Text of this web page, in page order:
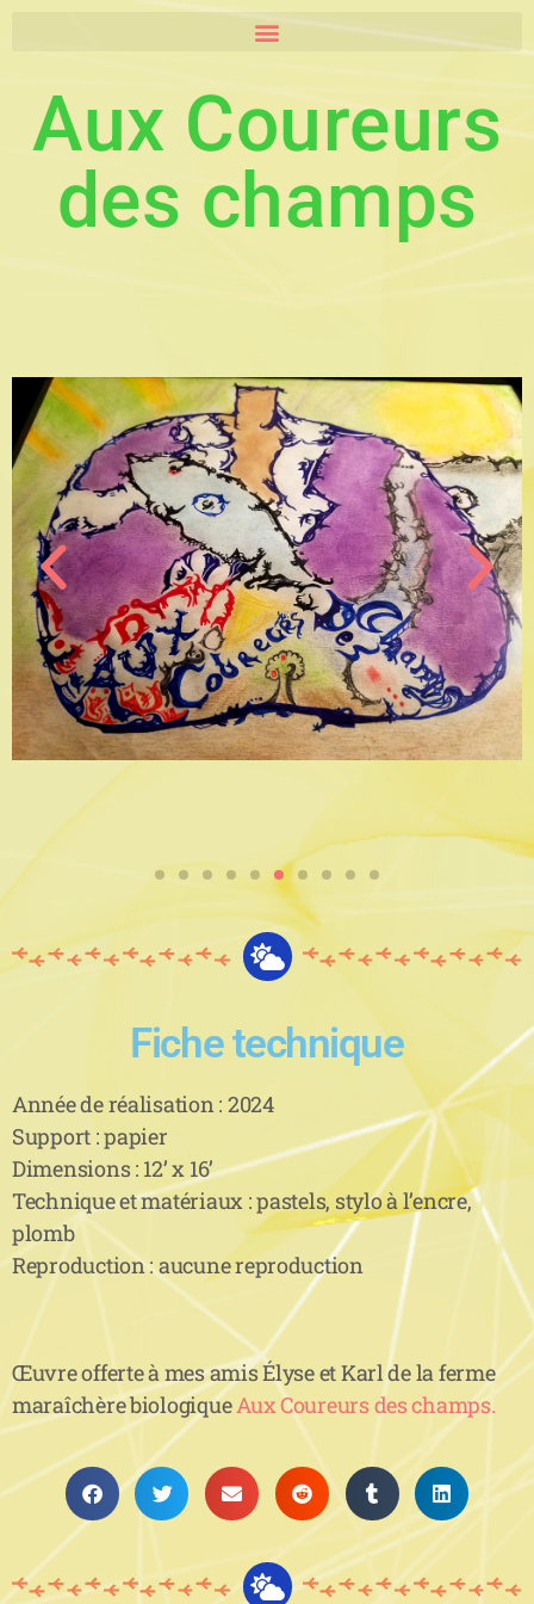
Aux Coureurs
des champs
Fiche technique
Année de réalisation : 2024
Support : papier
Dimensions : 12’ x 16’
Technique et matériaux : pastels, stylo à l’encre,
plomb
Reproduction : aucune reproduction
Œuvre offerte à mes amis Élyse et Karl de la ferme
maraîchère biologiqueAux Coureurs des champs.